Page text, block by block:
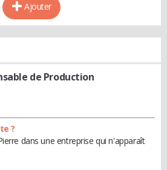
Ajouter
de Production
?
dans une entreprise qui n'apparaît